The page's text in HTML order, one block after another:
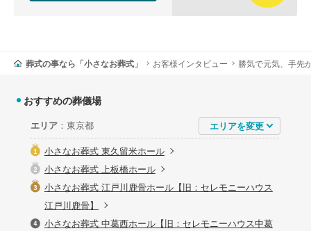
葬式の事なら「小さなお葬式」 お客様インタビュー 勝気で元気、手先
おすすめの葬儀場
エリア：東京都
小さなお葬式 東久留米ホール
小さなお葬式 上板橋ホール
小さなお葬式 江戸川鹿骨ホール【旧：セレモニーハウス
江戸川鹿骨】
小さなお葬式 中葛西ホール【旧：セレモニーハウス中葛